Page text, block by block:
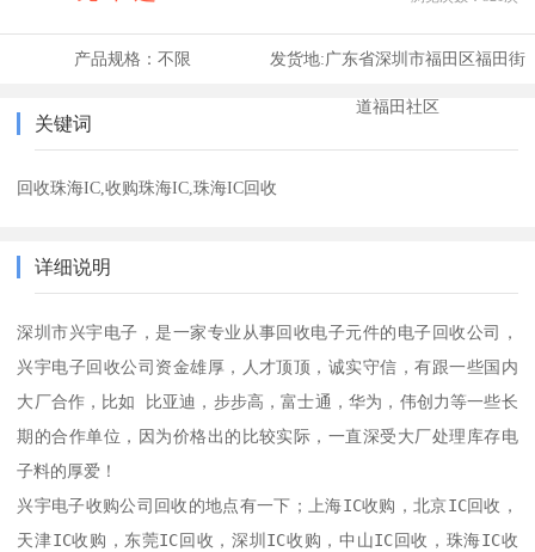
产品规格： 不限 发货地:广东省深圳市福田区福田街
道福田社区
关键词
回收珠海IC,收购珠海IC,珠海IC回收
详细说明
深圳市兴宇电子，是一家专业从事回收电子元件的电子回收公司，
兴宇电子回收公司资金雄厚，人才顶顶，诚实守信，有跟一些国内
大厂合作，比如 比亚迪，步步高，富士通，华为，伟创力等一些长
期的合作单位，因为价格出的比较实际，一直深受大厂处理库存电
子料的厚爱！
兴宇电子收购公司回收的地点有一下；上海IC收购，北京IC回收，
天津IC收购，东莞IC回收，深圳IC收购，中山IC回收，珠海IC收